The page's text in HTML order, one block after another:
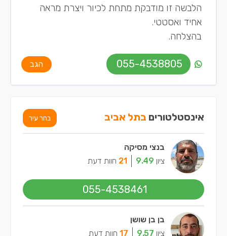
הלבשה זו מודבקת מתחת לכיור ויצרת מראה
אחיד ואסטטי.
בהצלחה.
055-4538805 הגב
אינסטלטורים בתל אביב בחר עיר
בנצי מסיקה
ציון 9.49
21 חוות דעת
055-4538461
בן בן שושן
ציון 9.57
17 חוות דעת